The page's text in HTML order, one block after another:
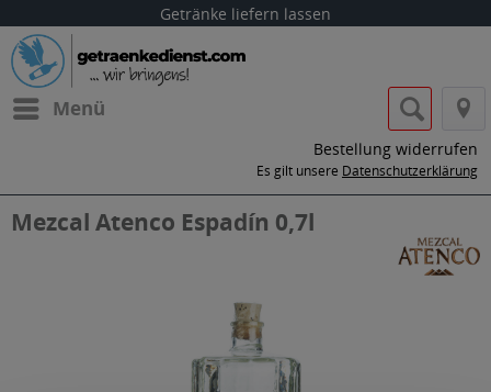
Getränke liefern lassen
Menü
Bestellung widerrufen
Es gilt unsere Datenschutzerklärung
Mezcal Atenco Espadín 0,7l